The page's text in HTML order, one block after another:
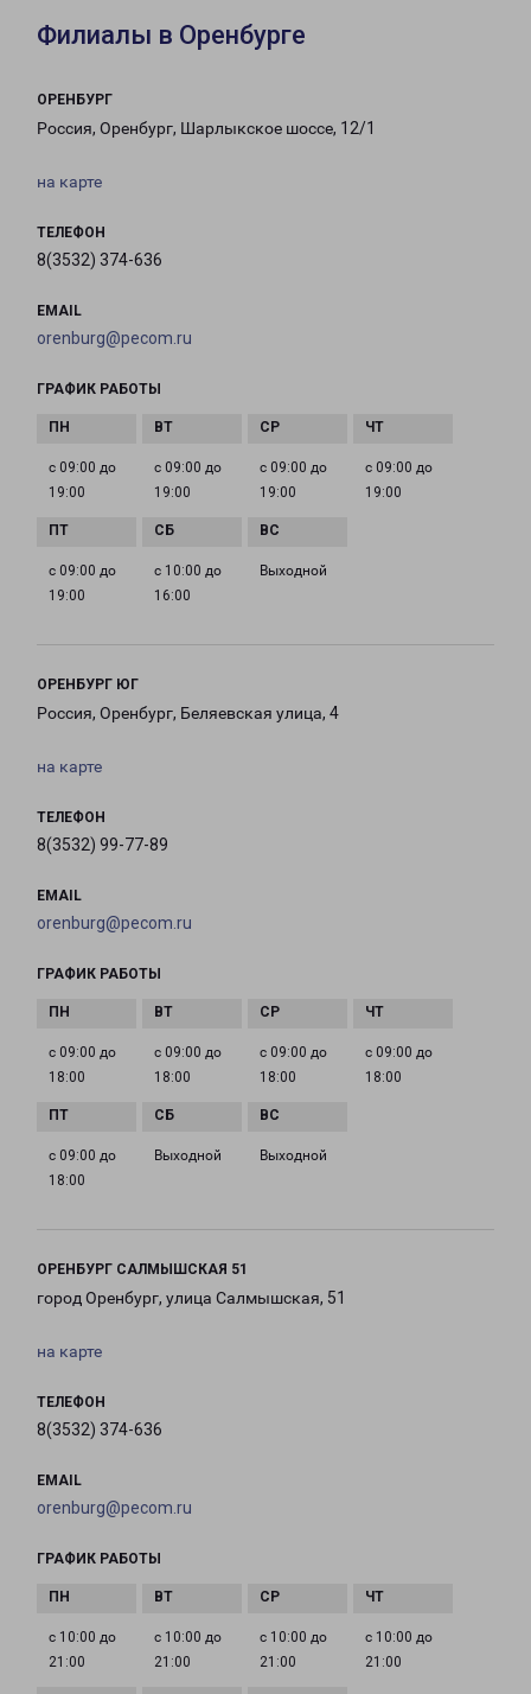
Филиалы в Оренбурге
ОРЕНБУРГ
Россия, Оренбург, Шарлыкское шоссе, 12/1
на карте
ТЕЛЕФОН
8(3532) 374-636
EMAIL
orenburg@pecom.ru
ГРАФИК РАБОТЫ
с 09:00 до
19:00
с 09:00 до
19:00
с 09:00 до
19:00
с 09:00 до
19:00
с 09:00 до
19:00
с 10:00 до
16:00
Выходной
ОРЕНБУРГ ЮГ
Россия, Оренбург, Беляевская улица, 4
на карте
ТЕЛЕФОН
8(3532) 99-77-89
EMAIL
orenburg@pecom.ru
ГРАФИК РАБОТЫ
с 09:00 до
18:00
с 09:00 до
18:00
с 09:00 до
18:00
с 09:00 до
18:00
с 09:00 до
18:00
Выходной Выходной
ОРЕНБУРГ САЛМЫШСКАЯ 51
город Оренбург, улица Салмышская, 51
на карте
ТЕЛЕФОН
8(3532) 374-636
EMAIL
orenburg@pecom.ru
ГРАФИК РАБОТЫ
с 10:00 до
21:00
с 10:00 до
21:00
с 10:00 до
21:00
с 10:00 до
21:00